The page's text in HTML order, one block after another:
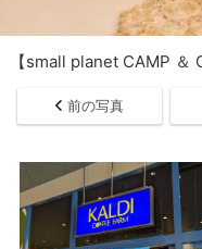
【small planet CAMP ＆
前の写真